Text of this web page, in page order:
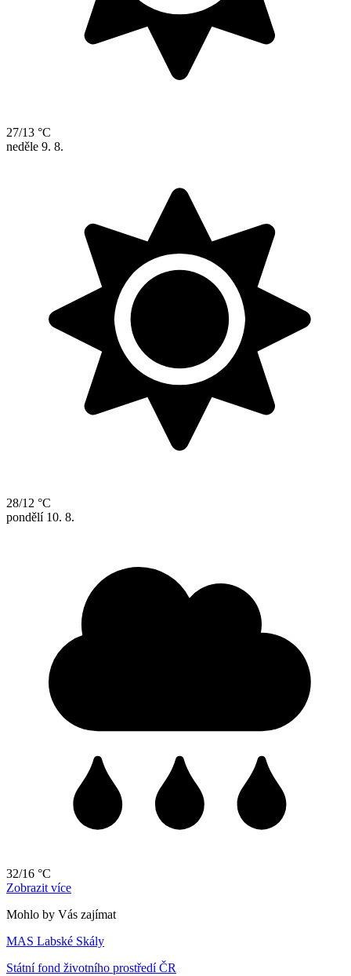
27/13 °C
neděle 9. 8.
28/12 °C
pondělí 10. 8.
32/16 °C
Zobrazit více
Mohlo by Vás zajímat
MAS Labské Skály
Státní fond životního prostředí ČR